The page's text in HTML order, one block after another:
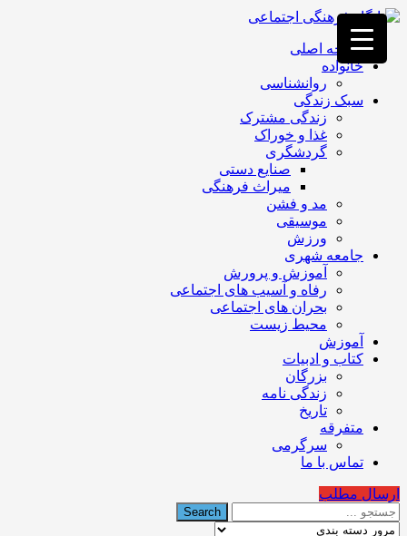
فصد
خون
غرب
تهران
خشکشویی
تصفیه
تهران
صفحه اصلی
خانواده
روانشناسی
سبک زندگی
زندگی مشترک
غذا و خوراک
گردشگری
صنایع دستی
میراث فرهنگی
مد و فشن
موسیقی
ورزش
جامعه شهری
آموزش و پرورش
رفاه و آسیب های اجتماعی
بحران های اجتماعی
محیط زیست
آموزش
کتاب و ادبیات
بزرگان
زندگی نامه
تاریخ
متفرقه
سرگرمی
تماس با ما
ارسال مطلب